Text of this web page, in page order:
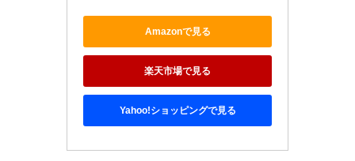
Amazonで見る
楽天市場で見る
Yahoo!ショッピングで見る